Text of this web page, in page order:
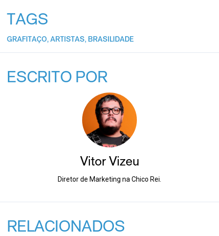
TAGS
GRAFITAÇO, ARTISTAS, BRASILIDADE
ESCRITO POR
Vitor Vizeu
Diretor de Marketing na Chico Rei.
RELACIONADOS